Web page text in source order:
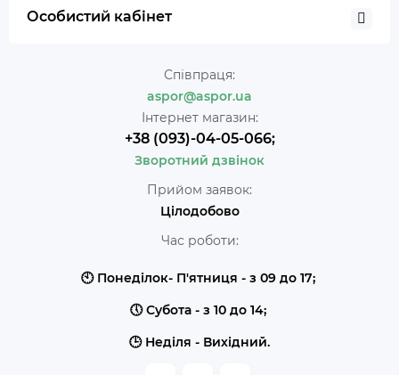
Особистий кабінет
Співпраця:
aspor@aspor.ua
Інтернет магазин:
+38 (093)-04-05-066;
Зворотний дзвінок
Прийом заявок:
Цілодобово
Час роботи:
🕙 Понеділок- П'ятниця - з 09 до 17;
🕔 Субота - з 10 до 14;
🕒 Неділя - Вихідний.